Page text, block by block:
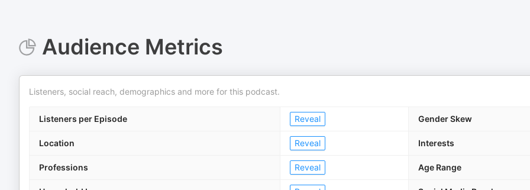
Audience Metrics
Listeners, social reach, demographics and more for this podcast.
Listeners per Episode Reveal Gender Skew
Location Reveal Interests
Professions Reveal Age Range